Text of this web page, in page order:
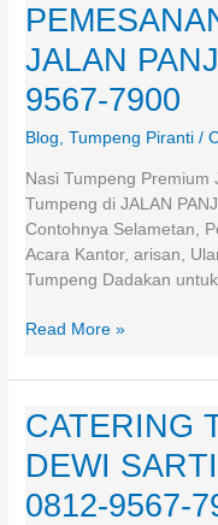
JALAN
9567-7900
Blog ,Tumpeng Piranti /
Nasi Tumpeng Premium
Tumpeng di JALAN
Contohnya Selametan,
Acara Kantor, arisan,
Tumpeng Dadakan untuk
PEMESANAN
NASI
TUMPENG
JALAN
PANJANG
WA
9567-
7900
Read More »
CATERING
DEWI
0812-9567-
CATERING
TUMPENG
KUNING
DEWI
SARTIKA